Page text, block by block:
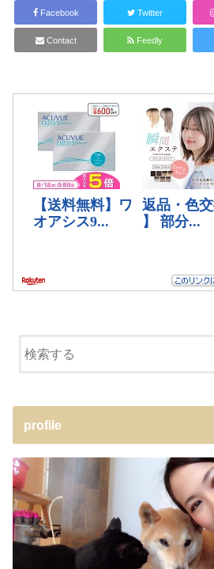
Facebook Twitter
Contact Feedly
profile